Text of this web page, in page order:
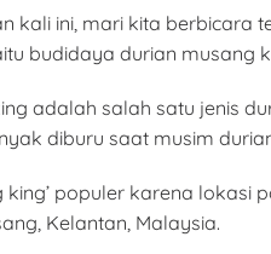
kali ini, mari kita berbicara
budidaya durian musang
adalah salah satu jenis
diburu saat musim
king’ populer karena lokasi
Kelantan, Malaysia.